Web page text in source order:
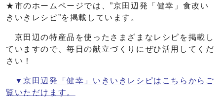
★市のホームページでは、”京田辺発「健幸」食改い
きいきレシピ”を掲載しています。
京田辺の特産品を使ったさまざまなレシピを掲載し
ていますので、毎日の献立づくりにぜひ活用してくだ
さい！
▼京田辺発「健幸」いきいきレシピはこちらからご
覧いただけます。